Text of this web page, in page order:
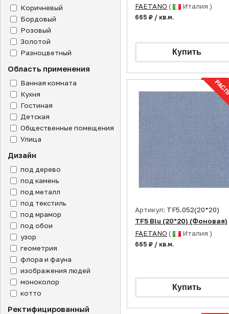
Коричневый
Бордовый
Розовый
Золотой
Разноцветный
Область применения
Ванная комната
Кухня
Гостиная
Детская
Общественные помещения
Улица
Дизайн
под дерево
под камень
под металл
под текстиль
под мрамор
под обои
узор
геометрия
флора и фауна
изображения людей
моноколор
котто
Ректифицированный
FAETANO ( Италия )
665 ₽ / кв.м.
Артикул: TF5.052(20*20)
TF5 Blu (20*20) (Фоновая)
FAETANO ( Италия )
665 ₽ / кв.м.